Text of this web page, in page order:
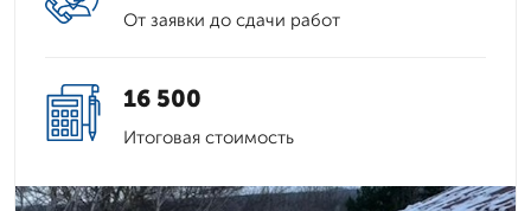
От заявки до сдачи работ
16 500
Итоговая стоимость